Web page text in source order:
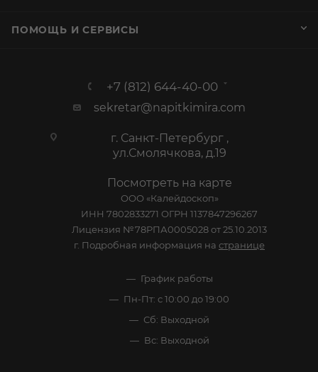
ПОМОЩЬ И СЕРВИСЫ
+7 (812) 644-40-00
sekretar@napitkimira.com
г. Санкт-Петербург ,
ул.Смолячкова, д.19
Посмотреть на карте
ООО «Калейдоскоп»
ИНН 7802833271 ОГРН 1137847296267
Лицензия №78РПА0005028 от 25.10.2013
г. Подробная информация на странице
График работы
Пн-Пт: с 10:00 до 19:00
Сб: Выходной
Вс: Выходной